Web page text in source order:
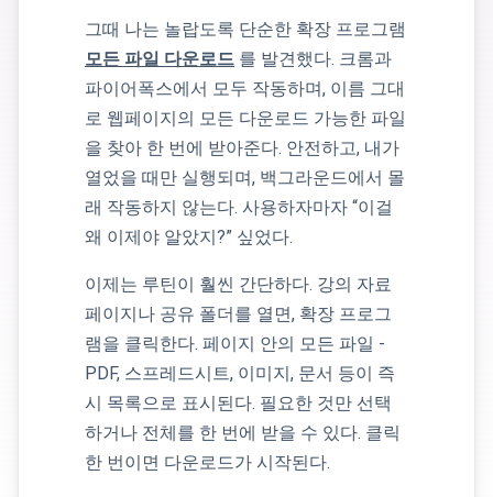
그때 나는 놀랍도록 단순한 확장 프로그램
모든 파일 다운로드 를 발견했다. 크롬과
파이어폭스에서 모두 작동하며, 이름 그대
로 웹페이지의 모든 다운로드 가능한 파일
을 찾아 한 번에 받아준다. 안전하고, 내가
열었을 때만 실행되며, 백그라운드에서 몰
래 작동하지 않는다. 사용하자마자 “이걸
왜 이제야 알았지?” 싶었다.
이제는 루틴이 훨씬 간단하다. 강의 자료
페이지나 공유 폴더를 열면, 확장 프로그
램을 클릭한다. 페이지 안의 모든 파일 -
PDF, 스프레드시트, 이미지, 문서 등이 즉
시 목록으로 표시된다. 필요한 것만 선택
하거나 전체를 한 번에 받을 수 있다. 클릭
한 번이면 다운로드가 시작된다.